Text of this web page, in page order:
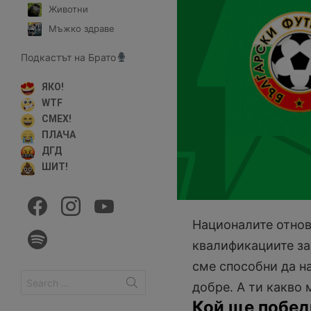
Националите
квалификациите
сме способни да
добре. А ти какво
Животни
Мъжко здраве
Подкастът на Брато
ЯКО!
WTF
СМЕХ!
ПЛАЧА
ДГД
ШИТ!
for: